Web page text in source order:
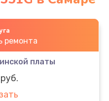
ремонта
платы